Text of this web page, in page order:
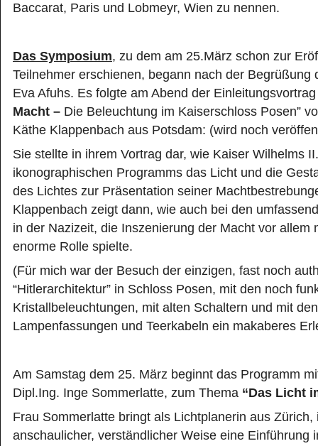
Baccarat, Paris und Lobmeyr, Wien zu nennen.
Das Symposium, zu dem am 25.März schon zur
Teilnehmer erschienen, begann nach der Begrüßung
Eva Afuhs. Es folgte am Abend der
Macht – Die Beleuchtung im Kaiserschloss Posen”
Käthe Klappenbach aus Potsdam: (wird noch
Sie stellte in ihrem Vortrag dar, wie Kaiser Wilhelms
ikonographischen Programms das Licht und die
des Lichtes zur Präsentation seiner
Klappenbach zeigt dann, wie auch bei den
in der Nazizeit, die Inszenierung der Macht vor allem
enorme Rolle spielte.
(Für mich war der Besuch der einzigen, fast noch
“Hitlerarchitektur” in Schloss Posen, mit den noch
Kristallbeleuchtungen, mit alten Schaltern und mit
Lampenfassungen und Teerkabeln ein makaberes
Am Samstag dem 25. März beginnt das Programm
Dipl.Ing. Inge Sommerlatte, zum Thema “Das Licht
Frau Sommerlatte bringt als Lichtplanerin aus Zürich,
anschaulicher, verständlicher Weise eine Einführung